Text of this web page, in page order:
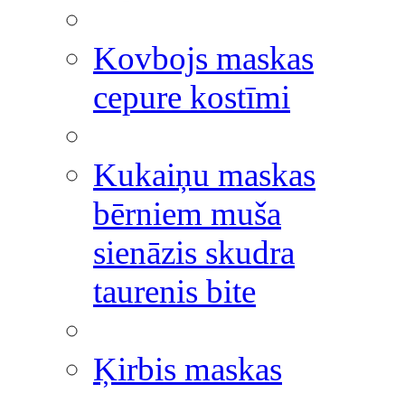
Kovbojs maskas
cepure kostīmi
Kukaiņu maskas
bērniem muša
sienāzis skudra
taurenis bite
Ķirbis maskas